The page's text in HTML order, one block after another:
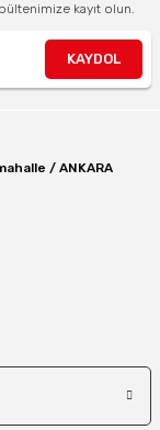
kayıt olun.
KAYDOL
/ ANKARA